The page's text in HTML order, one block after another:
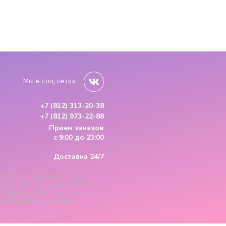
Мы в соц. сетях:
+7 (812) 313-20-38
+7 (812) 973-22-88
Прием заказов
с 9:00 до 23:00
Доставка 24/7
стоимость), носит только
пункта 2 статьи 437 ГК РФ.
на сайте, носят сугубо
обращаться к